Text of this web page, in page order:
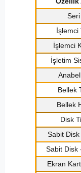
Seri
İşlemci
İşlemci
İşletim
Bellek
Bellek
Disk
Sabit Disk
Sabit Disk
Ekran